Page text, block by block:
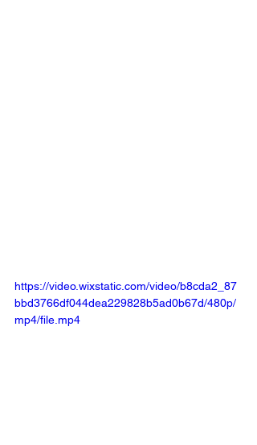
https://video.wixstatic.com/video/b8cda2_87
bbd3766df044dea229828b5ad0b67d/480p/
mp4/file.mp4